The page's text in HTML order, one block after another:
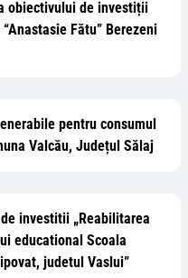
obiectivului de investiții
Fătu” Berezeni
pentru consumul
Valcău, Județul Sălaj
investitii „Reabilitarea
educational Scoala
judetul Vaslui”